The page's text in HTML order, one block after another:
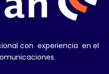
con experiencia en el